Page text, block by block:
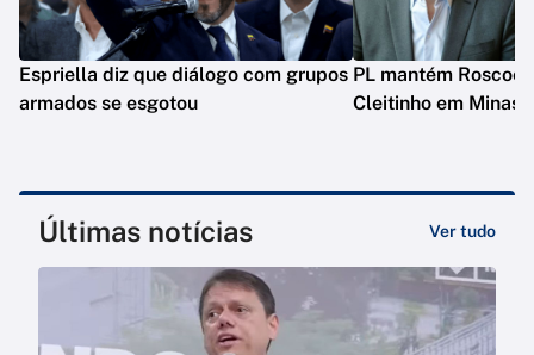
Espriella diz que diálogo com grupos
armados se esgotou
PL mantém Roscoe
Cleitinho em Minas
Últimas notícias Ver tudo